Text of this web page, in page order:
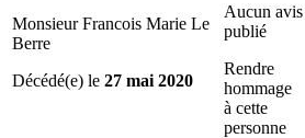
Monsieur Francois Marie Le
Berre
Décédé(e) le 27 mai 2020
Aucun avis
publié
Rendre
hommage
à cette
personne